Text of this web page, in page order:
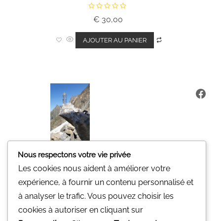
e
0
s
u
€ 30,00
AJOUTER AU PANIER
Minerali
Une pierre pour vous.
Nous n'avons pas de magasin
Nous respectons votre vie privée
Les cookies nous aident à améliorer votre
expérience, à fournir un contenu personnalisé et
à analyser le trafic. Vous pouvez choisir les
cookies à autoriser en cliquant sur